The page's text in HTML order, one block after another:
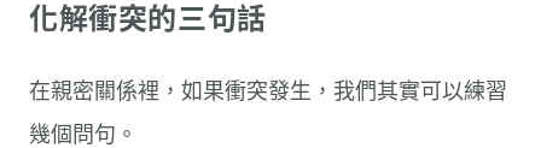
化解衝突的三句話
在親密關係裡，如果衝突發生，我們其實可以練習
幾個問句。